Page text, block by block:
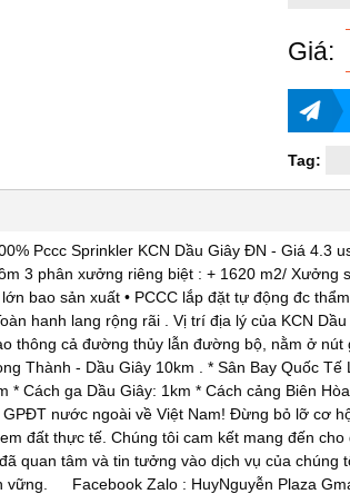
Giá:
Tag:
Pccc Sprinkler KCN Dầu Giây ĐN - Giá 4.3
3 phân xưởng riêng biệt : + 1620 m2/ Xưởng
bao sản xuất • PCCC lắp đặt tự động đc
hanh lang rộng rãi . Vị trí địa lý của KCN
thông cả đường thủy lẫn đường bộ, nằm ở nút
Thành - Dầu Giây 10km . * Sân Bay Quốc
* Cách ga Dầu Giây: 1km * Cách cảng Biên
nước ngoài về Việt Nam! Đừng bỏ lỡ cơ
đất thực tế. Chúng tôi cam kết mang đến
tâm và tin tưởng vào dịch vụ của chúng
vững. Facebook Zalo : HuyNguyễn Plaza